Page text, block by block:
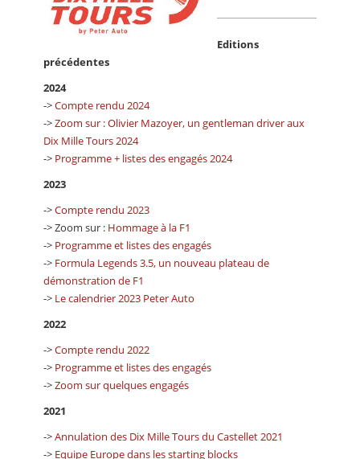
Editions
précédentes
2024
->Compte rendu 2024
->Zoom sur : Olivier Mazoyer, un gentleman driver aux
Dix Mille Tours 2024
-> Programme + listes des engagés 2024
2023
->Compte rendu 2023
-> Zoom sur : Hommage à la F1
-> Programme et listes des engagés
-> Formula Legends 3.5, un nouveau plateau de
démonstration de F1
-> Le calendrier 2023 Peter Auto
2022
->Compte rendu 2022
-> Programme et listes des engagés
->Zoom sur quelques engagés
2021
->Annulation des Dix Mille Tours du Castellet 2021
-> Equipe Europe dans les starting blocks